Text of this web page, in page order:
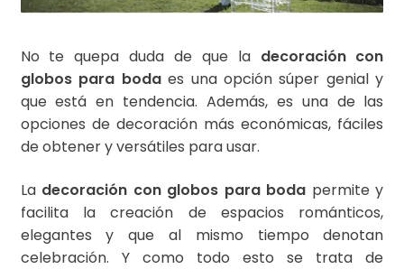
No te quepa duda de que la decoración con
globos para bodaes una opción súper genial y
que está en tendencia. Además, es una de las
opciones de decoración más económicas, fáciles
de obtener y versátiles para usar.
La decoración con globos para boda permite y
facilita la creación de espacios románticos,
elegantes y que al mismo tiempo denotan
celebración. Y como todo esto se trata de